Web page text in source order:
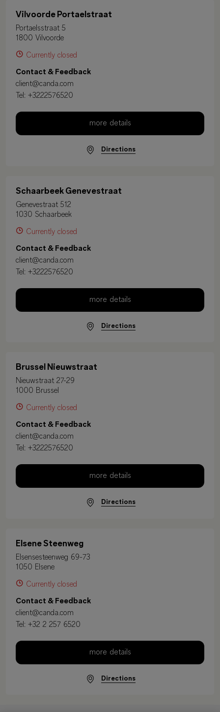
Vilvoorde Portaelstraat
Portaelsstraat 5
1800 Vilvoorde
Currently closed
Contact & Feedback
client@canda.com
Tel: +3222576520
more details
Directions
Schaarbeek Genevestraat
Genevestraat 512
1030 Schaarbeek
Currently closed
Contact & Feedback
client@canda.com
Tel: +3222576520
more details
Directions
Brussel Nieuwstraat
Nieuwstraat 27-29
1000 Brussel
Currently closed
Contact & Feedback
client@canda.com
Tel: +3222576520
more details
Directions
Elsene Steenweg
Elsensesteenweg 69-73
1050 Elsene
Currently closed
Contact & Feedback
client@canda.com
Tel: +32 2 257 6520
more details
Directions